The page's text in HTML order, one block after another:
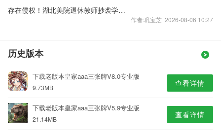
存在侵权！湖北美院退休教师抄袭学生作品被判赔偿10万元
作者:巩宝芝 2026-08-06 10:27
历史版本
下载老版本皇家aaa三张牌V8.0专业版
9.73MB 查看详情
下载老版本皇家aaa三张牌V5.9专业版
21.14MB 查看详情